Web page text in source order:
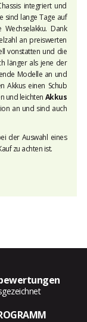
integriert und
sind lange Tage auf
Dank
an preiswerten
vonstatten und die
länger als jene der
Modelle an und
Akkus einen Schub
und leichten Akkus
an und sind auch
der Auswahl eines
zu achten ist.